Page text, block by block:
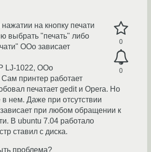
0
0
на кнопку печати
выбрать "печать" либо
ООо зависает
LJ-1022, OOo
принтер работает
печатает gedit и Opera. Но
в нем. Даже при отсутствии
при любом обращении к
В ubuntu 7.04 работало
ставил с диска.
проблема?